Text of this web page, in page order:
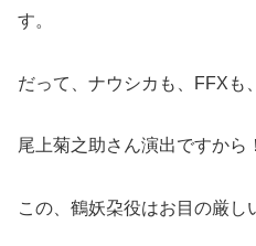
す。
だって、ナウシカも、FFXも
尾上菊之助さん演出ですから！
この、鶴妖朶役はお目の厳し